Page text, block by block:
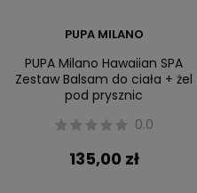
PUPA MILANO
PUPA Milano Hawaiian SPA
Zestaw Balsam do ciała + żel
pod prysznic
0.0
135,00 zł